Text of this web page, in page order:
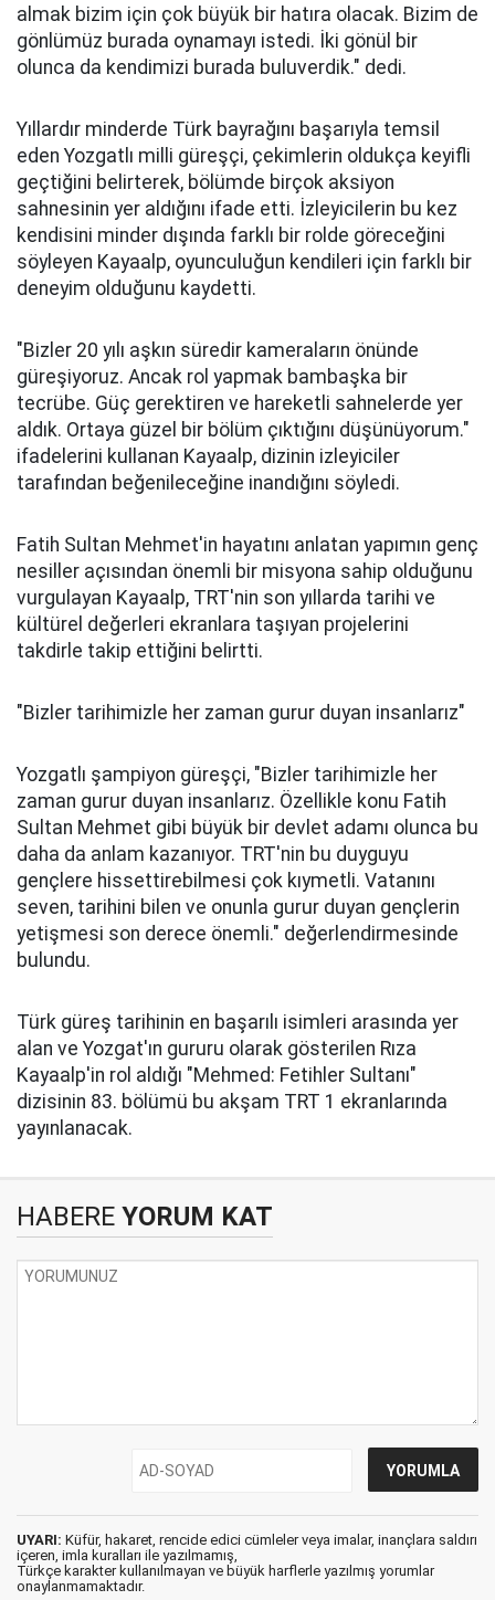
almak bizim için çok büyük bir hatıra olacak. Bizim de
gönlümüz burada oynamayı istedi. İki gönül bir
olunca da kendimizi burada buluverdik." dedi.
Yıllardır minderde Türk bayrağını başarıyla temsil
eden Yozgatlı milli güreşçi, çekimlerin oldukça keyifli
geçtiğini belirterek, bölümde birçok aksiyon
sahnesinin yer aldığını ifade etti. İzleyicilerin bu kez
kendisini minder dışında farklı bir rolde göreceğini
söyleyen Kayaalp, oyunculuğun kendileri için farklı bir
deneyim olduğunu kaydetti.
"Bizler 20 yılı aşkın süredir kameraların önünde
güreşiyoruz. Ancak rol yapmak bambaşka bir
tecrübe. Güç gerektiren ve hareketli sahnelerde yer
aldık. Ortaya güzel bir bölüm çıktığını düşünüyorum."
ifadelerini kullanan Kayaalp, dizinin izleyiciler
tarafından beğenileceğine inandığını söyledi.
Fatih Sultan Mehmet'in hayatını anlatan yapımın genç
nesiller açısından önemli bir misyona sahip olduğunu
vurgulayan Kayaalp, TRT'nin son yıllarda tarihi ve
kültürel değerleri ekranlara taşıyan projelerini
takdirle takip ettiğini belirtti.
"Bizler tarihimizle her zaman gurur duyan insanlarız"
Yozgatlı şampiyon güreşçi, "Bizler tarihimizle her
zaman gurur duyan insanlarız. Özellikle konu Fatih
Sultan Mehmet gibi büyük bir devlet adamı olunca bu
daha da anlam kazanıyor. TRT'nin bu duyguyu
gençlere hissettirebilmesi çok kıymetli. Vatanını
seven, tarihini bilen ve onunla gurur duyan gençlerin
yetişmesi son derece önemli." değerlendirmesinde
bulundu.
Türk güreş tarihinin en başarılı isimleri arasında yer
alan ve Yozgat'ın gururu olarak gösterilen Rıza
Kayaalp'in rol aldığı "Mehmed: Fetihler Sultanı"
dizisinin 83. bölümü bu akşam TRT 1 ekranlarında
yayınlanacak.
HABERE YORUM KAT
UYARI: Küfür, hakaret, rencide edici cümleler veya imalar, inançlara saldırı
içeren, imla kuralları ile yazılmamış,
Türkçe karakter kullanılmayan ve büyük harflerle yazılmış yorumlar
onaylanmamaktadır.